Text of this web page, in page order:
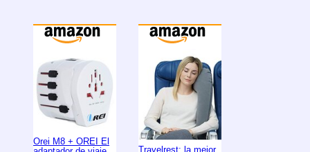
Orei M8 + OREI El
Travelrest: la mejor